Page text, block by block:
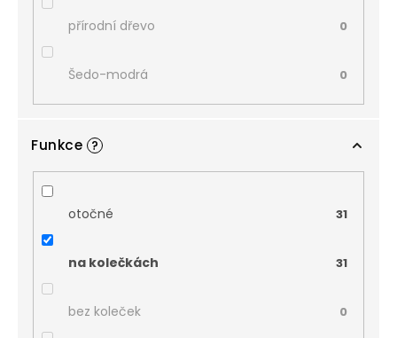
přírodní dřevo 0
Šedo-modrá 0
Funkce ?
otočné 31
na kolečkách 31
bez koleček 0